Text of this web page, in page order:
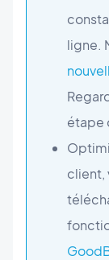
ligne.
étape
client,